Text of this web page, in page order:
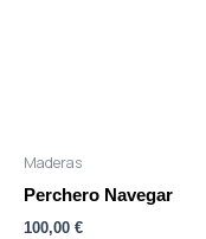
Maderas
Perchero Navegar
100,00 €